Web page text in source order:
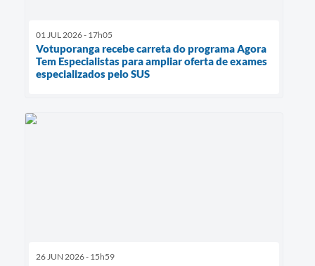
01 JUL 2026 - 17h05
Votuporanga recebe carreta do programa Agora
Tem Especialistas para ampliar oferta de exames
especializados pelo SUS
26 JUN 2026 - 15h59